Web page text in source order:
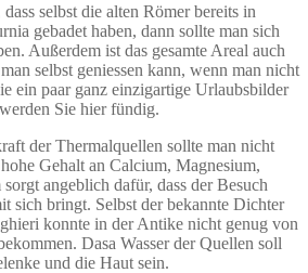
selbst die alten Römer bereits in
gebadet haben, dann sollte man sich
Außerdem ist das gesamte Areal auch
selbst geniessen kann, wenn man nicht
ein paar ganz einzigartige Urlaubsbilder
Sie hier fündig.
der Thermalquellen sollte man nicht
Gehalt an Calcium, Magnesium,
angeblich dafür, dass der Besuch
sich bringt. Selbst der bekannte Dichter
konnte in der Antike nicht genug von
Dasa Wasser der Quellen soll
und die Haut sein.